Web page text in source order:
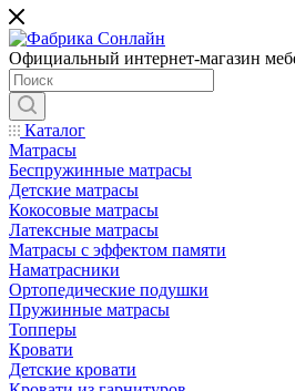
Официальный интернет-магазин
Каталог
Матрасы
Беспружинные матрасы
Детские матрасы
Кокосовые матрасы
Латексные матрасы
Матрасы с эффектом памяти
Наматрасники
Ортопедические подушки
Пружинные матрасы
Топперы
Кровати
Детские кровати